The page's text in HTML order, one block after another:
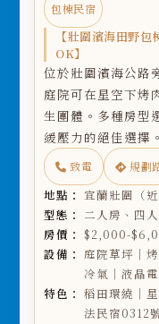
包棟民宿
【壯圍濱海田野
OK】
位於壯圍濱海公路
庭院可在星空下烤
生團體。多種房型
緩壓力的絕佳選擇。
致電 規劃
地點： 宜蘭壯圍（
型態： 二人房、四
房價： $2,000-
設備： 庭院草坪｜
冷氣｜液晶
特色： 稻田環繞｜
法民宿0312